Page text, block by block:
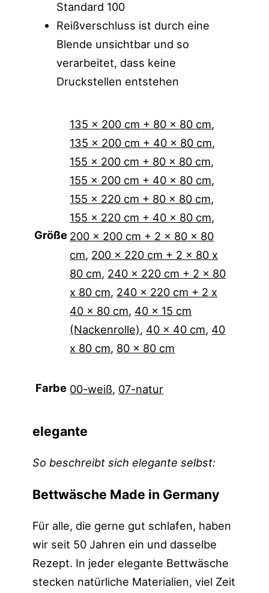
Standard 100
Reißverschluss ist durch eine
Blende unsichtbar und so
verarbeitet, dass keine
Druckstellen entstehen
Größe
135 x 200 cm + 80 x 80 cm,
135 x 200 cm + 40 x 80 cm,
155 x 200 cm + 80 x 80 cm,
155 x 200 cm + 40 x 80 cm,
155 x 220 cm + 80 x 80 cm,
155 x 220 cm + 40 x 80 cm,
200 x 200 cm + 2 x 80 x 80
cm, 200 x 220 cm + 2 x 80 x
80 cm, 240 x 220 cm + 2 x 80
x 80 cm, 240 x 220 cm + 2 x
40 x 80 cm, 40 x 15 cm
(Nackenrolle), 40 x 40 cm, 40
x 80 cm, 80 x 80 cm
Farbe 00-weiß, 07-natur
elegante
So beschreibt sich elegante selbst:
Bettwäsche Made in Germany
Für alle, die gerne gut schlafen, haben
wir seit 50 Jahren ein und dasselbe
Rezept. In jeder elegante Bettwäsche
stecken natürliche Materialien, viel Zeit